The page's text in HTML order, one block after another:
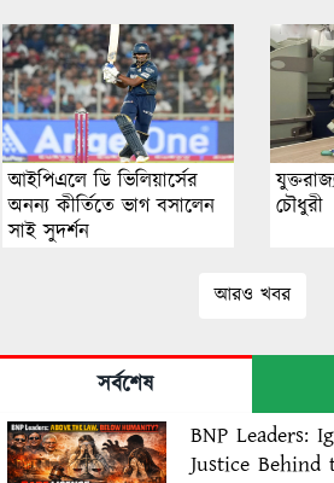
আইপিএলে ডি ভিলিয়ার্সের
অনন্য কীর্তিতে ভাগ বসালেন
সাই সুদর্শন
চৌধুরী
আরও খবর
সর্বশেষ
BNP Leaders:
Justice